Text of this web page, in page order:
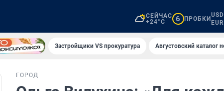
СЕЙЧАС
+24°C
6 ПРОБКИ
Застройщики VS прокуратура Августовский каталог
ГОРОД